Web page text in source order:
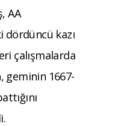
AA
dördüncü kazı
çalışmalarda
geminin 1667-